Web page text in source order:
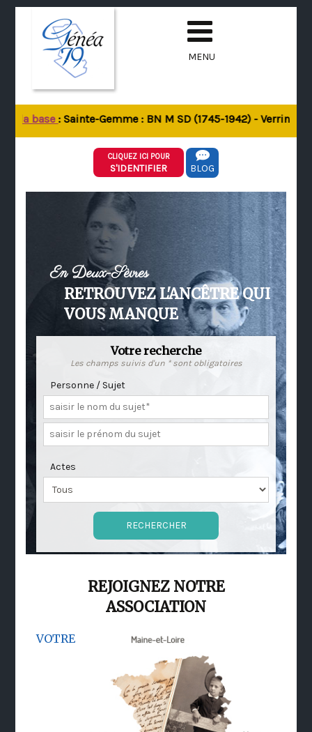
MENU
la base: Sainte-Gemme : BN M SD (1745-1942) - Verrines-
CLIQUEZ ICI POUR
S'IDENTIFIER BLOG
En Deux-Sèvres
RETROUVEZ L'ANCÊTRE QUI
VOUS MANQUE
Votre recherche
Les champs suivis d'un * sont obligatoires
Personne / Sujet
Actes
REJOIGNEZ NOTRE
ASSOCIATION
VOTRE